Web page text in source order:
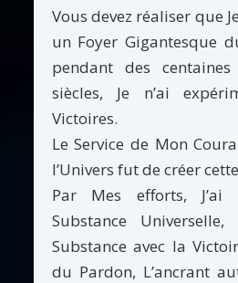
Vous devez réaliser que
un Foyer Gigantesque
pendant des
siècles, Je n’ai
Victoires.
Le Service de Mon
l’Univers fut de créer
Par Mes efforts,
Substance
Substance avec la
du Pardon, L’ancrant